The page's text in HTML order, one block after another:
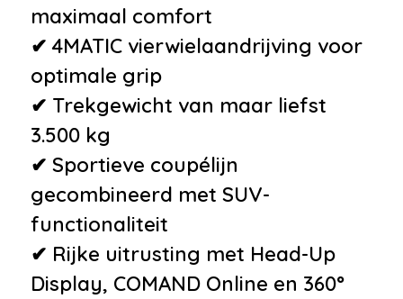
maximaal comfort
✔ 4MATIC vierwielaandrijving voor
optimale grip
✔ Trekgewicht van maar liefst
3.500 kg
✔ Sportieve coupélijn
gecombineerd met SUV-
functionaliteit
✔ Rijke uitrusting met Head-Up
Display, COMAND Online en 360°